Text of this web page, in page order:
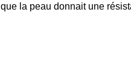
la peau donnait une